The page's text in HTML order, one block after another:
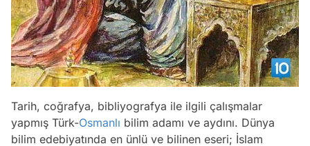
Tarih, coğrafya, bibliyografya ile ilgili çalışmalar
yapmış Türk-Osmanlı bilim adamı ve aydını. Dünya
bilim edebiyatında en ünlü ve bilinen eseri; İslam